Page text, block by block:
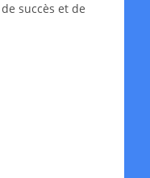
succès et de